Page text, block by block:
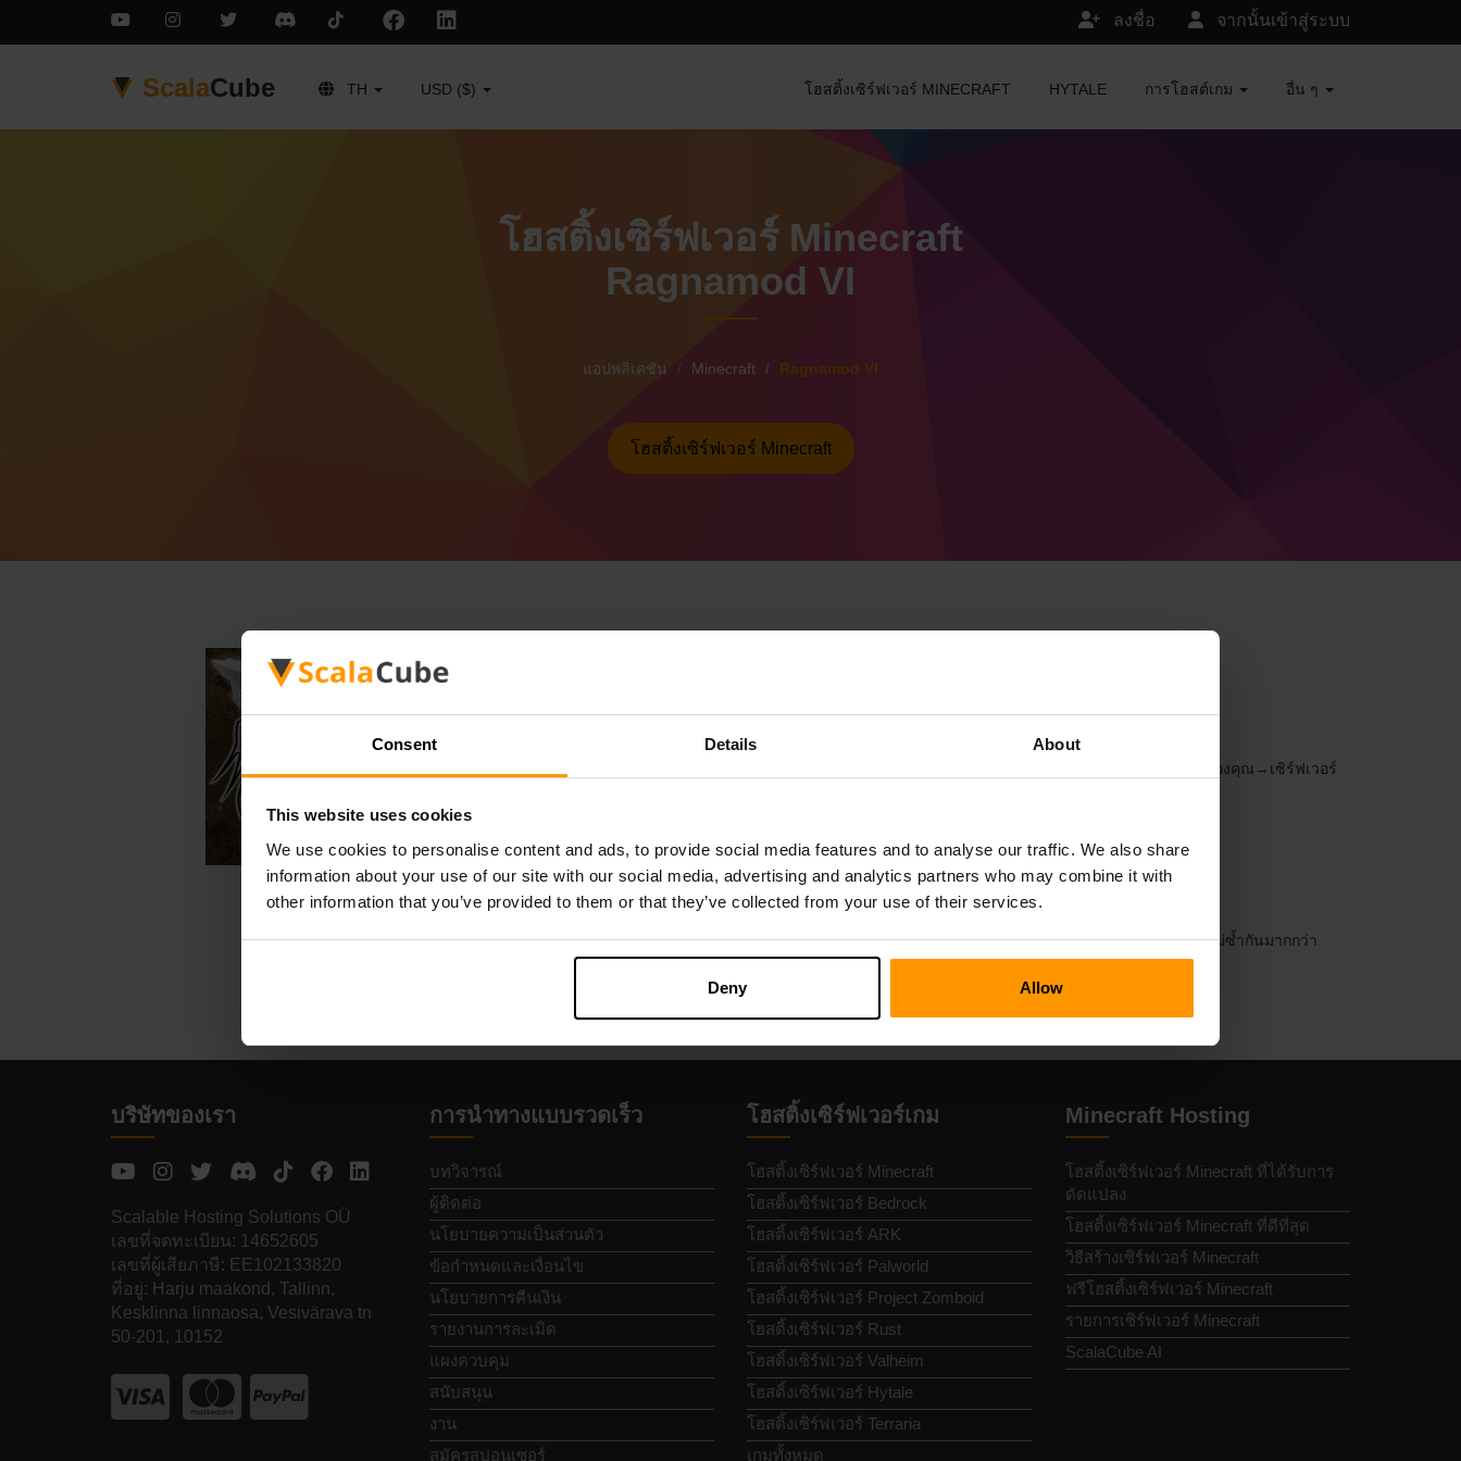
Consent Details About
This website uses cookies
We use cookies to personalise content and ads, to provide social media features and to analyse our traffic. We also share
information about your use of our site with our social media, advertising and analytics partners who may combine it with
other information that you’ve provided to them or that they’ve collected from your use of their services.
Deny Allow
จากนั้นเข้าสู่ระบบ
ลงชื่อ
ScalaCube TH USD ($) โฮสติ้งเซิร์ฟเวอร์ MINECRAFT HYTALE การโฮสต์เกม อื่น ๆ
โฮสติ้งเซิร์ฟเวอร์ Minecraft
Ragnamod VI
แอปพลิเคชัน Minecraft Ragnamod VI
โฮสติ้งเซิร์ฟเวอร์ Minecraft
รับMinecraft เซิร์ฟเวอร์
(เซิร์ฟเวอร์→เลือกเซิร์ฟเวอร์ของคุณ→เซิร์ฟเวอร์
เกี่ยวกับแพ็ค
โฮสติ้งเซิร์ฟเวอร์ Ragnamod VI ของเรามีการติดตั้งเพียงคลิกเดียวสำหรับ modpacks ที่ไม่ซ้ำกันมากกว่า
3,298 รายการ สร้างเซิร์ฟเวอร์ Ragnamod VI ของคุณเองวันนี้!
บริษัทของเรา
Scalable Hosting Solutions OÜ
เลขที่จดทะเบียน: 14652605
เลขที่ผู้เสียภาษี: EE102133820
ที่อยู่: Harju maakond, Tallinn,
Kesklinna linnaosa, Vesivärava tn
50-201, 10152
การนำทางแบบรวดเร็ว
บทวิจารณ์
ผู้ติดต่อ
นโยบายความเป็นส่วนตัว
ข้อกำหนดและเงื่อนไข
นโยบายการคืนเงิน
รายงานการละเมิด
แผงควบคุม
สนับสนุน
งาน
สมัครสปอนเซอร์
โฮสติ้งเซิร์ฟเวอร์เกม
โฮสติ้งเซิร์ฟเวอร์ Minecraft
โฮสติ้งเซิร์ฟเวอร์ Bedrock
โฮสติ้งเซิร์ฟเวอร์ ARK
โฮสติ้งเซิร์ฟเวอร์ Palworld
โฮสติ้งเซิร์ฟเวอร์ Project Zomboid
โฮสติ้งเซิร์ฟเวอร์ Rust
โฮสติ้งเซิร์ฟเวอร์ Valheim
โฮสติ้งเซิร์ฟเวอร์ Hytale
โฮสติ้งเซิร์ฟเวอร์ Terraria
เกมทั้งหมด
Minecraft Hosting
โฮสติ้งเซิร์ฟเวอร์ Minecraft ที่ได้รับการ
ดัดแปลง
โฮสติ้งเซิร์ฟเวอร์ Minecraft ที่ดีที่สุด
วิธีสร้างเซิร์ฟเวอร์ Minecraft
ฟรีโฮสติ้งเซิร์ฟเวอร์ Minecraft
รายการเซิร์ฟเวอร์ Minecraft
ScalaCube AI